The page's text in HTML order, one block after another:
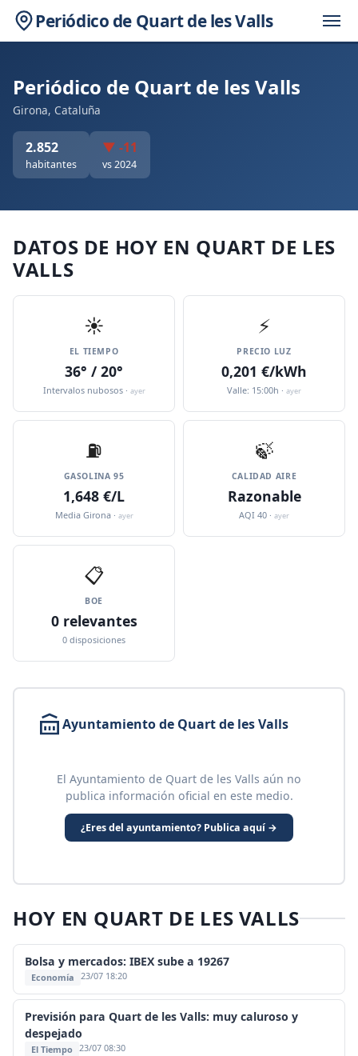
Periódico de Quart de les Valls
Periódico de Quart de les Valls
Girona, Cataluña
2.852
habitantes
▼ -11
vs 2024
DATOS DE HOY EN QUART DE LES
VALLS
☀️
EL TIEMPO
36° / 20°
Intervalos nubosos · ayer
⚡
PRECIO LUZ
0,201 €/kWh
Valle: 15:00h · ayer
⛽️
GASOLINA 95
1,648 €/L
Media Girona · ayer
🍃
CALIDAD AIRE
Razonable
AQI 40 · ayer
📋
BOE
0 relevantes
0 disposiciones
Ayuntamiento de Quart de les Valls
El Ayuntamiento de Quart de les Valls aún no
publica información oficial en este medio.
¿Eres del ayuntamiento? Publica aquí →
HOY EN QUART DE LES VALLS
Bolsa y mercados: IBEX sube a 19267
Economía 23/07 18:20
Previsión para Quart de les Valls: muy caluroso y
despejado
El Tiempo 23/07 08:30